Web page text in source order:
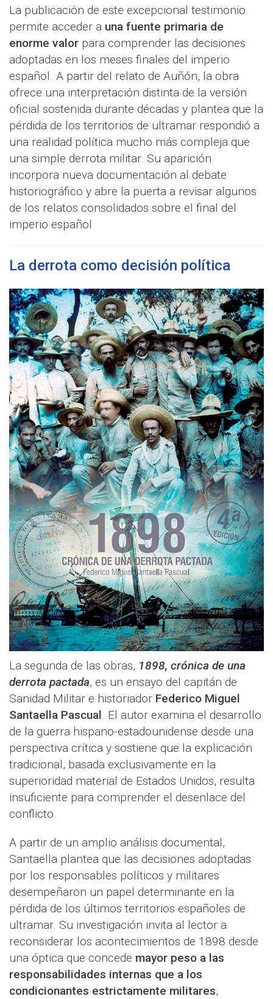
La publicación de este excepcional testimonio
permite acceder a una fuente primaria de
enorme valor para comprender las decisiones
adoptadas en los meses finales del imperio
español. A partir del relato de Auñón, la obra
ofrece una interpretación distinta de la versión
oficial sostenida durante décadas y plantea que la
pérdida de los territorios de ultramar respondió a
una realidad política mucho más compleja que
una simple derrota militar. Su aparición
incorpora nueva documentación al debate
historiográfico y abre la puerta a revisar algunos
de los relatos consolidados sobre el final del
imperio español
La derrota como decisión política
La segunda de las obras, 1898, crónica de una
derrota pactada, es un ensayo del capitán de
Sanidad Militar e historiador Federico Miguel
Santaella Pascual. El autor examina el desarrollo
de la guerra hispano-estadounidense desde una
perspectiva crítica y sostiene que la explicación
tradicional, basada exclusivamente en la
superioridad material de Estados Unidos, resulta
insuficiente para comprender el desenlace del
conflicto.
A partir de un amplio análisis documental,
Santaella plantea que las decisiones adoptadas
por los responsables políticos y militares
desempeñaron un papel determinante en la
pérdida de los últimos territorios españoles de
ultramar. Su investigación invita al lector a
reconsiderar los acontecimientos de 1898 desde
una óptica que concede mayor peso a las
responsabilidades internas que a los
condicionantes estrictamente militares,